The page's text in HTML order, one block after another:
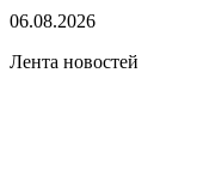
06.08.2026
Лента новостей